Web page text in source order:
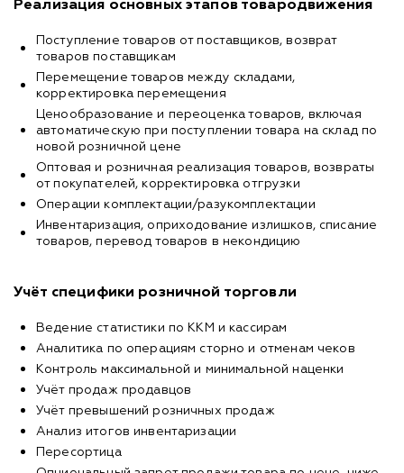
Реализация основных этапов товародвижения
Поступление товаров от поставщиков, возврат
товаров поставщикам
Перемещение товаров между складами,
корректировка перемещения
Ценообразование и переоценка товаров, включая
автоматическую при поступлении товара на склад по
новой розничной цене
Оптовая и розничная реализация товаров, возвраты
от покупателей, корректировка отгрузки
Операции комплектации/разукомплектации
Инвентаризация, оприходование излишков, списание
товаров, перевод товаров в некондицию
Учёт специфики розничной торговли
Ведение статистики по ККМ и кассирам
Аналитика по операциям сторно и отменам чеков
Контроль максимальной и минимальной наценки
Учёт продаж продавцов
Учёт превышений розничных продаж
Анализ итогов инвентаризации
Пересортица